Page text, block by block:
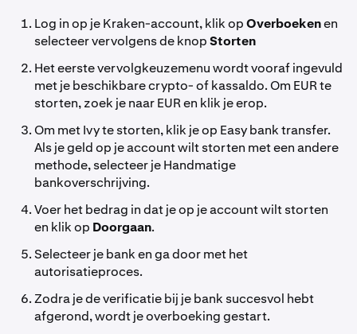
Log in op je Kraken-account, klik opOverboekenen
selecteer vervolgens de knopStorten
Het eerste vervolgkeuzemenu wordt vooraf ingevuld
met je beschikbare crypto- of kassaldo. Om EUR te
storten, zoek je naar EUR en klik je erop.
Om met Ivy te storten, klik je op Easy bank transfer.
Als je geld op je account wilt storten met een andere
methode, selecteer je Handmatige
bankoverschrijving.
Voer het bedrag in dat je op je account wilt storten
en klik op Doorgaan.
Selecteer je bank en ga door met het
autorisatieproces.
Zodra je de verificatie bij je bank succesvol hebt
afgerond, wordt je overboeking gestart.